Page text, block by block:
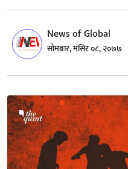
News of Global
सोमबार, मंसिर ०८, २०७७